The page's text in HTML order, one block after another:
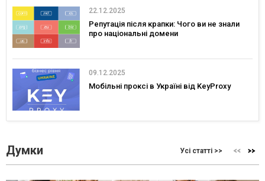
22.12.2025
Репутація після крапки: Чого ви не знали
про національні домени
09.12.2025
Мобільні проксі в Україні від KeyProxy
Думки Усі статті >>